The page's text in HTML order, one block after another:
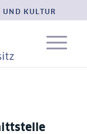
UND KULTUR